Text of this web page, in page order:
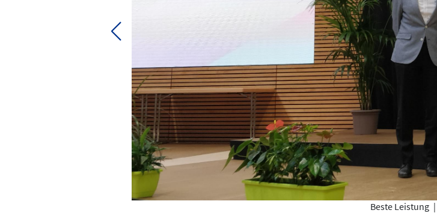
Beste Leistung |